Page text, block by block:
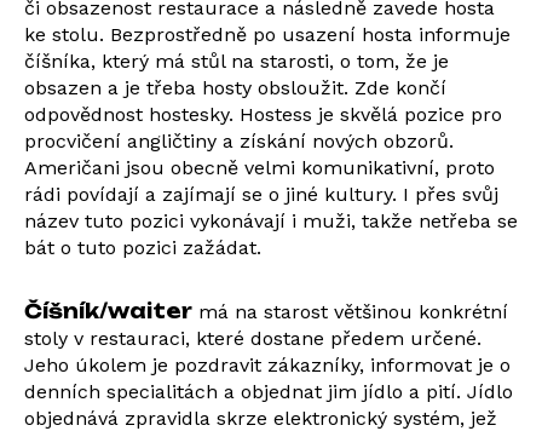
či obsazenost restaurace a následně zavede hosta
ke stolu. Bezprostředně po usazení hosta informuje
číšníka, který má stůl na starosti, o tom, že je
obsazen a je třeba hosty obsloužit. Zde končí
odpovědnost hostesky. Hostess je skvělá pozice pro
procvičení angličtiny a získání nových obzorů.
Američani jsou obecně velmi komunikativní, proto
rádi povídají a zajímají se o jiné kultury. I přes svůj
název tuto pozici vykonávají i muži, takže netřeba se
bát o tuto pozici zažádat.
Číšník/waiter má na starost většinou konkrétní
stoly v restauraci, které dostane předem určené.
Jeho úkolem je pozdravit zákazníky, informovat je o
denních specialitách a objednat jim jídlo a pití. Jídlo
objednává zpravidla skrze elektronický systém, jež